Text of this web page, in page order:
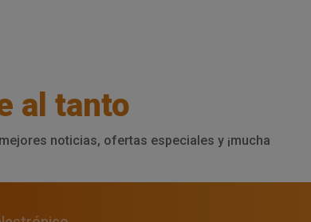
al tanto
noticias, ofertas especiales y ¡mucha